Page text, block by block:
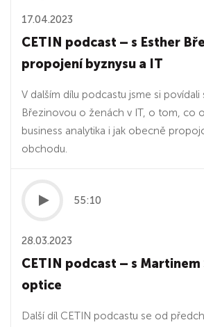
17.04.2023
CETIN podcast – s Esther
propojení byznysu a IT
V dalším dílu podcastu jsme si povídali
Březinovou o ženách v IT, o tom, co
business analytika i jak obecně
obchodu.
55:10
28.03.2023
CETIN podcast – s Martinem
optice
Další díl CETIN podcastu se od